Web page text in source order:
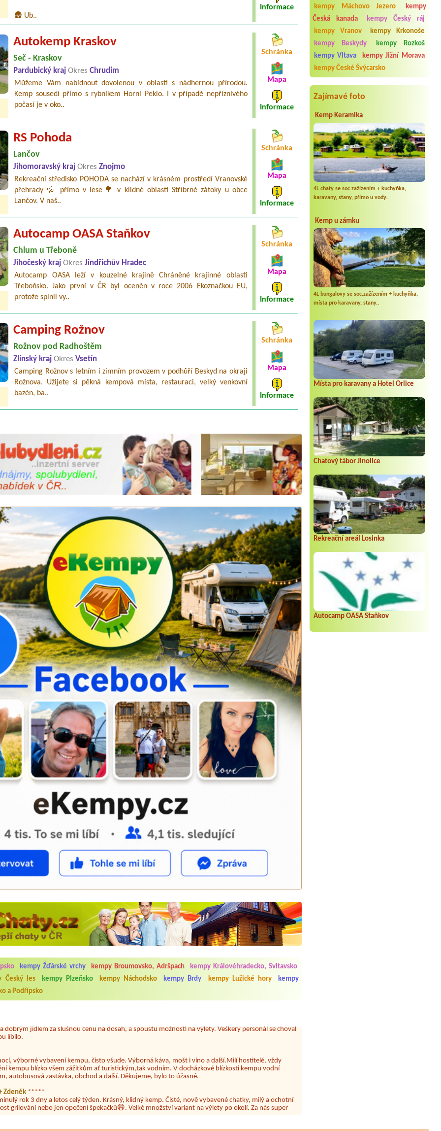
12Personen + 2 kinder
Termín od 2027-07-10 |Chatová
osada Nad Rybníkem
Termín od 2026-08-07 | CAMP
HERZOG
Ein Wohnmobil
Termín od 2026-07-30 |Camping
Žralok Plumlov
4L chatka,4 osoby
kempy Máchovo Jezero
kempy
Česká kanada
kempy Český ráj
kempy Vranov
kempy Krkonoše
kempy Beskydy
kempy Rozkoš
kempy Vltava
kempy Jižní Morava
kempy České Švýcarsko
Zajímavé foto
Kemp Keramika
4L chaty se soc.zažízením + kuchyňka,
karavany, stany, přímo u vody..
Kemp u zámku
4L bungalovy se soc.zažízením + kuchyňka,
místa pro karavany, stany..
Místa pro karavany a Hotel Orlice
Chatový tábor Jinolice
Rekreační areál Losinka
Autocamp OASA Staňkov
🛖 Ub..
Informace
Autokemp Kraskov
Seč - Kraskov
Pardubický krajOkres Chrudim
Můžeme Vám nabídnout dovolenou v oblasti s nádhernou přírodou.
Kemp sousedí přímo s rybníkem Horní Peklo. I v případě nepříznivého
počasí je v oko..
Schránka
Mapa
Informace
RS Pohoda
Lančov
Jihomoravský krajOkres Znojmo
Rekreační středisko POHODA se nachází v krásném prostředí Vranovské
přehrady 💦 přímo v lese🌳 v klidné oblasti Stříbrné zátoky u obce
Lančov. V naš..
Schránka
Mapa
Informace
Autocamp OASA Staňkov
Chlum u Třeboně
Jihočeský krajOkres Jindřichův Hradec
Autocamp OASA leží v kouzelné krajině Chráněné krajinné oblasti
Třeboňsko. Jako první v ČR byl oceněn v roce 2006 Ekoznačkou EU,
protože splnil vy..
Schránka
Mapa
Informace
Camping Rožnov
Rožnov pod Radhoštěm
Zlínský krajOkres Vsetín
Camping Rožnov s letním i zimním provozem v podhůří Beskyd na okraji
Rožnova. Užijete si pěkná kempová místa, restauraci, velký venkovní
bazén, ba..
Schránka
Mapa
Informace
kempy Žďárské vrchy kempy Broumovsko, Adršpach
kempy Královéhradecko, Svitavsko
Český les kempy Plzeňsko kempy Náchodsko kempy Brdy kempy Lužické hory
kempy
a Podřípsko
do 1.8. 2026. Kemp jako takový je pěkný. V umývárně i na WC bylo vždy čisto, doplněný papír i
není samozřejmost. V kempu je obchod a restaurace, kebab a další občerstvení. Co nás ale
hluk z repráků u stanů a absolutní bezohlednost ostatních ubytovaných. Přes den jsem si připadala
hrála jiná hudba.Kemp pěkný, ale takový rámus jsme ještě nezažili...
dobrým jídlem za slušnou cenu na dosah, a spoustu možností na výlety. Veškerý personál se choval
výborné vybavení kempu, čisto všude. Výborná káva, mošt i víno a další.Milí hostitelé, vždy
kempu blízko všem zážitkům ať turistickým,tak vodním. V docházkové blízkosti kempu vodní
autobusová zastávka, obchod a další. Děkujeme, bylo to úžasné.
Zdeněk*****
rok 3 dny a letos celý týden. Krásný, klidný kemp. Čisté, nově vybavené chatky, milý a ochotní
grilování nebo jen opečení špekačků😄. Velké množství variant na výlety po okolí. Za nás super